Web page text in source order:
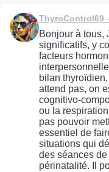
ThyroControl69
Bonjour à tous,
significatifs, y
facteurs
bilan
attend pas, on
cognitivo-
ou la
pas pouvoir
essentiel de
situations qui
des séances
périnatalité. Il